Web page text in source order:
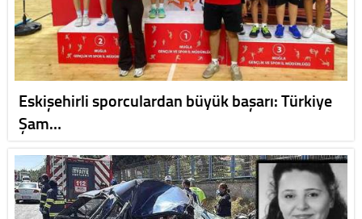
Eskişehirli sporculardan büyük başarı: Türkiye
Şam…